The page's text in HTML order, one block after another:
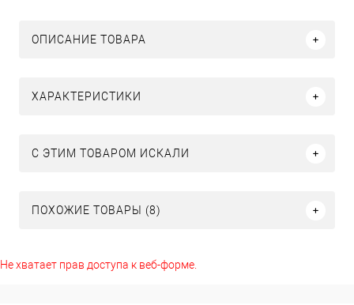
ОПИСАНИЕ ТОВАРА
ХАРАКТЕРИСТИКИ
C ЭТИМ ТОВАРОМ ИСКАЛИ
ПОХОЖИЕ ТОВАРЫ (8)
Не хватает прав доступа к веб-форме.